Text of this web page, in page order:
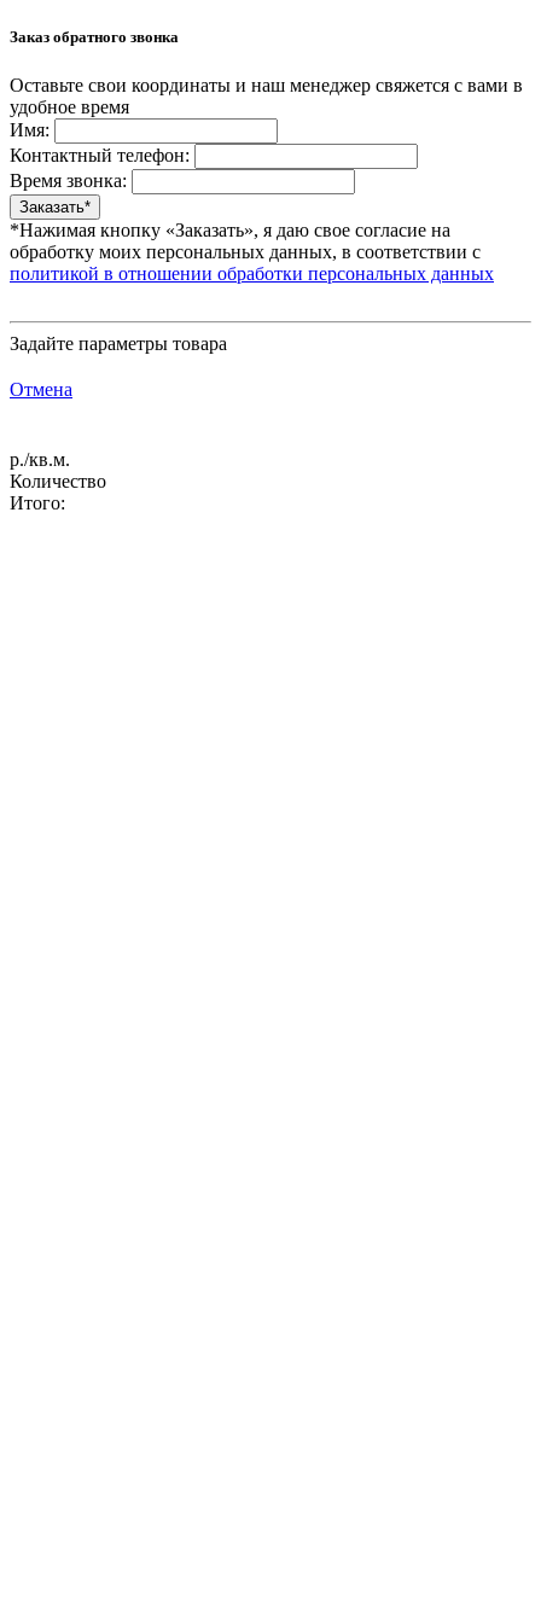
Заказ обратного звонка
Оставьте свои координаты и наш менеджер свяжется с вами в
удобное время
Имя:
Контактный телефон:
Время звонка:
*Нажимая кнопку «Заказать», я даю свое согласие на
обработку моих персональных данных, в соответствии с
политикой в отношении обработки персональных данных
Задайте параметры товара
Отмена
р./кв.м.
Количество
Итого: